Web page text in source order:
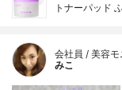
トナーパッド
会社員 / 美容モ
みこ